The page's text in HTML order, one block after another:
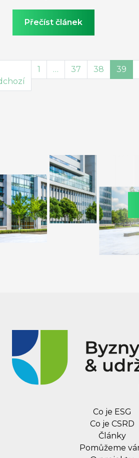
tolerovat. V praxi se tak jedná
Přečíst článek
1 … 37 38 39
Co je ESG
Co je CSRD
Články
Pomůžeme